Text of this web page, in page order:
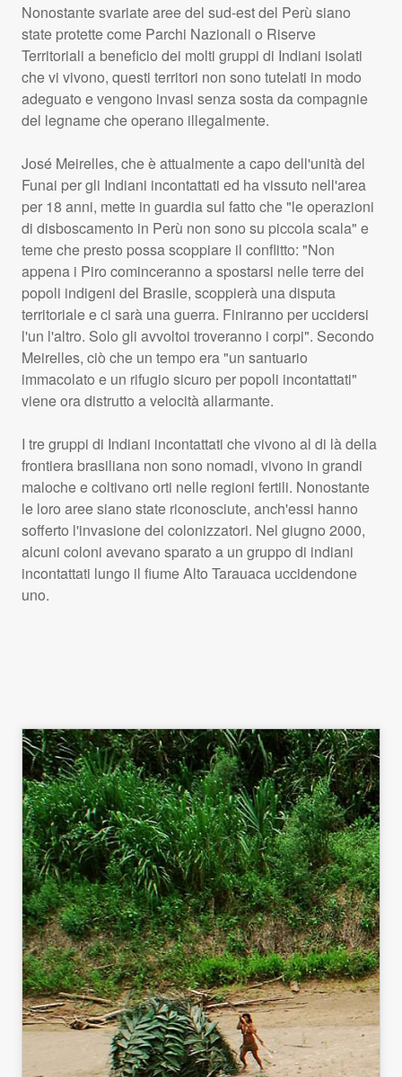
Nonostante svariate aree del sud-est del Perù siano
state protette come Parchi Nazionali o Riserve
Territoriali a beneficio dei molti gruppi di Indiani isolati
che vi vivono, questi territori non sono tutelati in modo
adeguato e vengono invasi senza sosta da compagnie
del legname che operano illegalmente.
José Meirelles, che è attualmente a capo dell'unità del
Funai per gli Indiani incontattati ed ha vissuto nell'area
per 18 anni, mette in guardia sul fatto che "le operazioni
di disboscamento in Perù non sono su piccola scala" e
teme che presto possa scoppiare il conflitto: "Non
appena i Piro cominceranno a spostarsi nelle terre dei
popoli indigeni del Brasile, scoppierà una disputa
territoriale e ci sarà una guerra. Finiranno per uccidersi
l'un l'altro. Solo gli avvoltoi troveranno i corpi". Secondo
Meirelles, ciò che un tempo era "un santuario
immacolato e un rifugio sicuro per popoli incontattati"
viene ora distrutto a velocità allarmante.
I tre gruppi di Indiani incontattati che vivono al di là della
frontiera brasiliana non sono nomadi, vivono in grandi
maloche e coltivano orti nelle regioni fertili. Nonostante
le loro aree siano state riconosciute, anch'essi hanno
sofferto l'invasione dei colonizzatori. Nel giugno 2000,
alcuni coloni avevano sparato a un gruppo di indiani
incontattati lungo il fiume Alto Tarauaca uccidendone
uno.